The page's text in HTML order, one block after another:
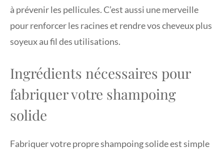
à prévenir les pellicules. C’est aussi une merveille
pour renforcer les racines et rendre vos cheveux plus
soyeux au fil des utilisations.
Ingrédients nécessaires pour
fabriquer votre shampoing
solide
Fabriquer votre propre shampoing solide est simple